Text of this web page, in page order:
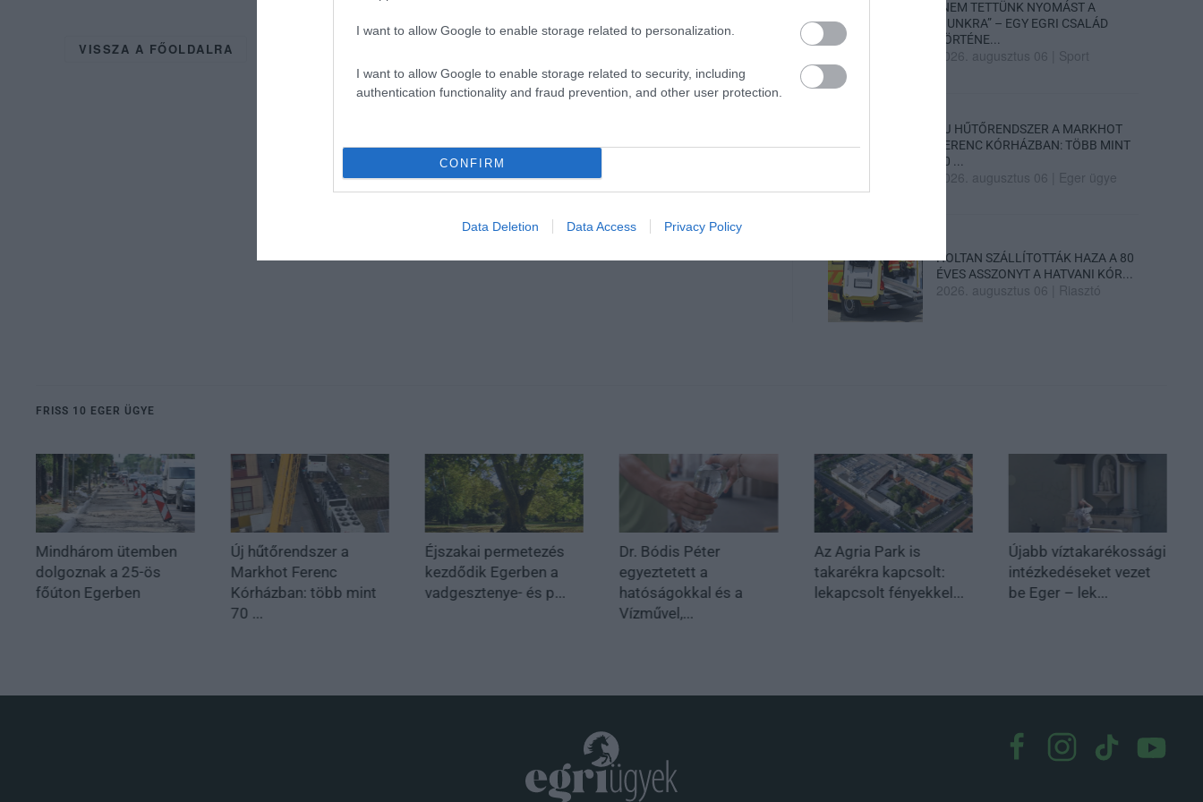
I want to allow Google to enable storage related to personalization.
I want to allow Google to enable storage related to security, including
authentication functionality and fraud prevention, and other user protection.
CONFIRM
Data Deletion Data Access Privacy Policy
VISSZA A FŐOLDALRA
„NEM TETTÜNK NYOMÁST A
FIUNKRA” – EGY EGRI CSALÁD
TÖRTÉNE...
2026. augusztus 06 Sport
ÚJ HŰTŐRENDSZER A MARKHOT
FERENC KÓRHÁZBAN: TÖBB MINT
70 ...
2026. augusztus 06 Eger ügye
HOLTAN SZÁLLÍTOTTÁK HAZA A 80
ÉVES ASSZONYT A HATVANI KÓR...
2026. augusztus 06 Riasztó
FRISS 10 EGER ÜGYE
Mindhárom ütemben
dolgoznak a 25-ös
főúton Egerben
Új hűtőrendszer a
Markhot Ferenc
Kórházban: több mint
70 ...
Éjszakai permetezés
kezdődik Egerben a
vadgesztenye- és p...
Dr. Bódis Péter
egyeztetett a
hatóságokkal és a
Vízművel,...
Az Agria Park is
takarékra kapcsolt:
lekapcsolt fényekkel...
Újabb víztakarékossági
intézkedéseket vezet
be Eger – lek...